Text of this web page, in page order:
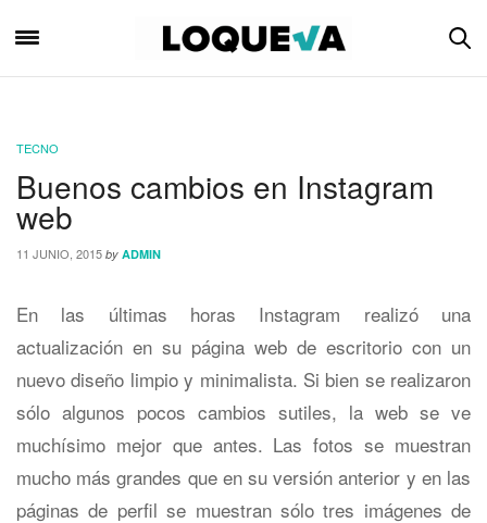
TECNO
Buenos cambios en Instagram
web
11 JUNIO, 2015 by ADMIN
En las últimas horas Instagram realizó una
actualización en su página web de escritorio con un
nuevo diseño limpio y minimalista. Si bien se realizaron
sólo algunos pocos cambios sutiles, la web se ve
muchísimo mejor que antes. Las fotos se muestran
mucho más grandes que en su versión anterior y en las
páginas de perfil se muestran sólo tres imágenes de